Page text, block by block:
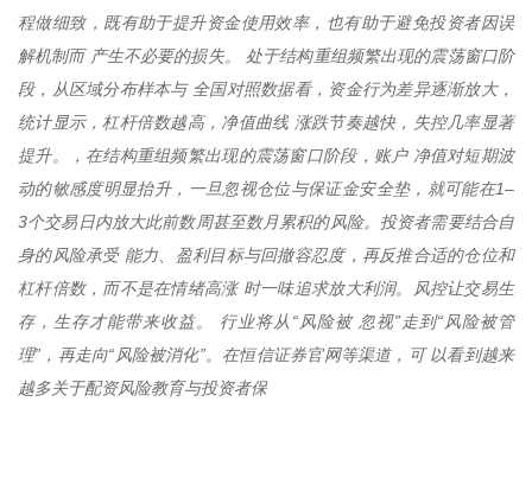
程做细致，既有助于提升资金使用效率，也有助于避免投资者因误
解机制而 产生不必要的损失。 处于结构重组频繁出现的震荡窗口阶
段，从区域分布样本与 全国对照数据看，资金行为差异逐渐放大，
统计显示，杠杆倍数越高，净值曲线 涨跌节奏越快，失控几率显著
提升。，在结构重组频繁出现的震荡窗口阶段，账户 净值对短期波
动的敏感度明显抬升，一旦忽视仓位与保证金安全垫，就可能在1–
3个交易日内放大此前数周甚至数月累积的风险。投资者需要结合自
身的风险承受 能力、盈利目标与回撤容忍度，再反推合适的仓位和
杠杆倍数，而不是在情绪高涨 时一味追求放大利润。风控让交易生
存，生存才能带来收益。 行业将从“风险被 忽视”走到“风险被管
理”，再走向“风险被消化”。在恒信证券官网等渠道，可 以看到越来
越多关于配资风险教育与投资者保